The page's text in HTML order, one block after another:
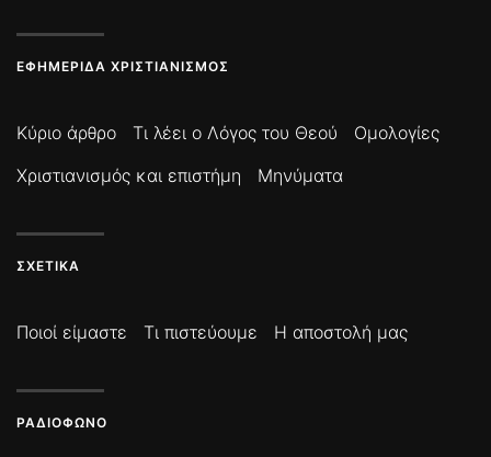
ΕΦΗΜΕΡΊΔΑ ΧΡΙΣΤΙΑΝΙΣΜΌΣ
Κύριο άρθρο Τι λέει ο Λόγος του Θεού
Ομολογίες
Χριστιανισμός και επιστήμη
Μηνύματα
ΣΧΕΤΙΚΆ
Ποιοί είμαστε Τι πιστεύουμε Η αποστολή μας
ΡΑΔΙΌΦΩΝΟ